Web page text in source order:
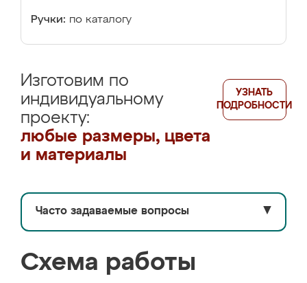
Ручки: по каталогу
Изготовим по
индивидуальному
проекту:
любые размеры, цвета
и материалы
УЗНАТЬ
ПОДРОБНОСТИ
Часто задаваемые вопросы ▼
Схема работы